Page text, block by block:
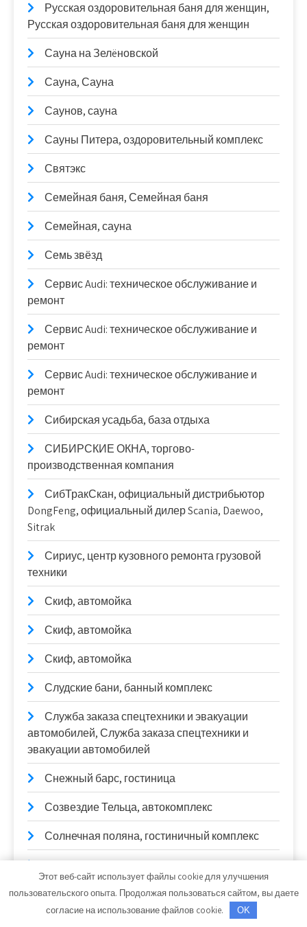
Русская оздоровительная баня для женщин,
Русская оздоровительная баня для женщин
Сауна на Зелëновской
Сауна, Сауна
Саунов, сауна
Сауны Питера, оздоровительный комплекс
Святэкс
Семейная баня, Семейная баня
Семейная, сауна
Семь звёзд
Сервис Audi: техническое обслуживание и
ремонт
Сервис Audi: техническое обслуживание и
ремонт
Сервис Audi: техническое обслуживание и
ремонт
Сибирская усадьба, база отдыха
СИБИРСКИЕ ОКНА, торгово-
производственная компания
СибТракСкан, официальный дистрибьютор
DongFeng, официальный дилер Scania, Daewoo,
Sitrak
Сириус, центр кузовного ремонта грузовой
техники
Скиф, автомойка
Скиф, автомойка
Скиф, автомойка
Слудские бани, банный комплекс
Служба заказа спецтехники и эвакуации
автомобилей, Служба заказа спецтехники и
эвакуации автомобилей
Снежный барс, гостиница
Созвездие Тельца, автокомплекс
Солнечная поляна, гостиничный комплекс
Сотка
Старт, фабрика мебели
Этот веб-сайт использует файлы cookie для улучшения
пользовательского опыта. Продолжая пользоваться сайтом, вы даете
согласие на использование файлов cookie.
OK